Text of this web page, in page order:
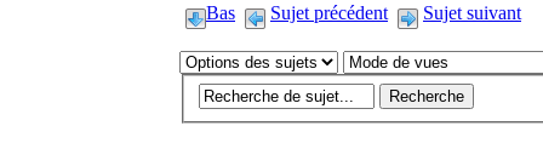
Bas Sujet précédent Sujet suivant